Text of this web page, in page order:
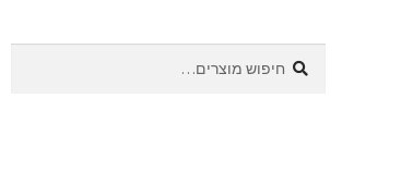
עבור: